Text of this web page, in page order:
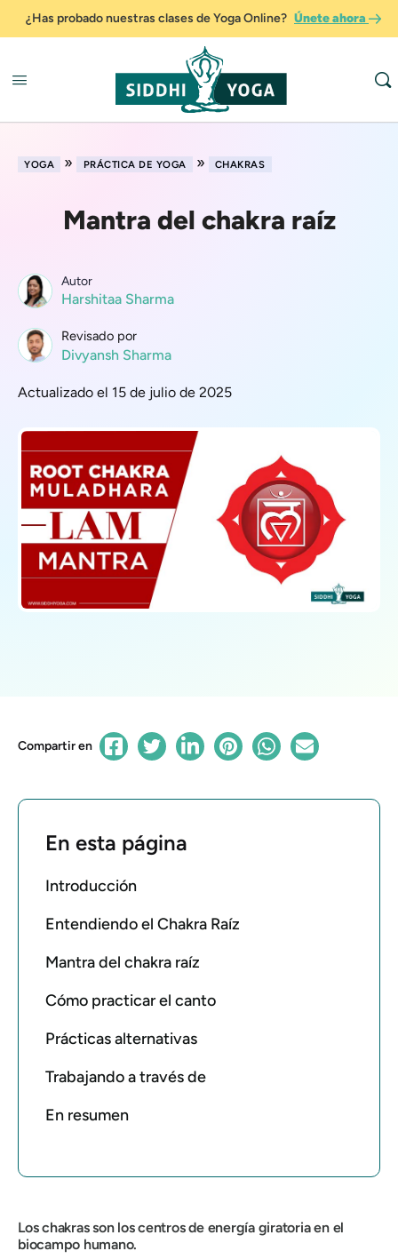
¿Has probado nuestras clases de Yoga Online? Únete ahora
YOGA » PRÁCTICA DE YOGA » CHAKRAS
Mantra del chakra raíz
Autor
Harshitaa Sharma
Revisado por
Divyansh Sharma
Actualizado el 15 de julio de 2025
Compartir en
En esta página
Introducción
Entendiendo el Chakra Raíz
Mantra del chakra raíz
Cómo practicar el canto
Prácticas alternativas
Trabajando a través de
En resumen
Los chakras son los centros de energía giratoria en el
biocampo humano.